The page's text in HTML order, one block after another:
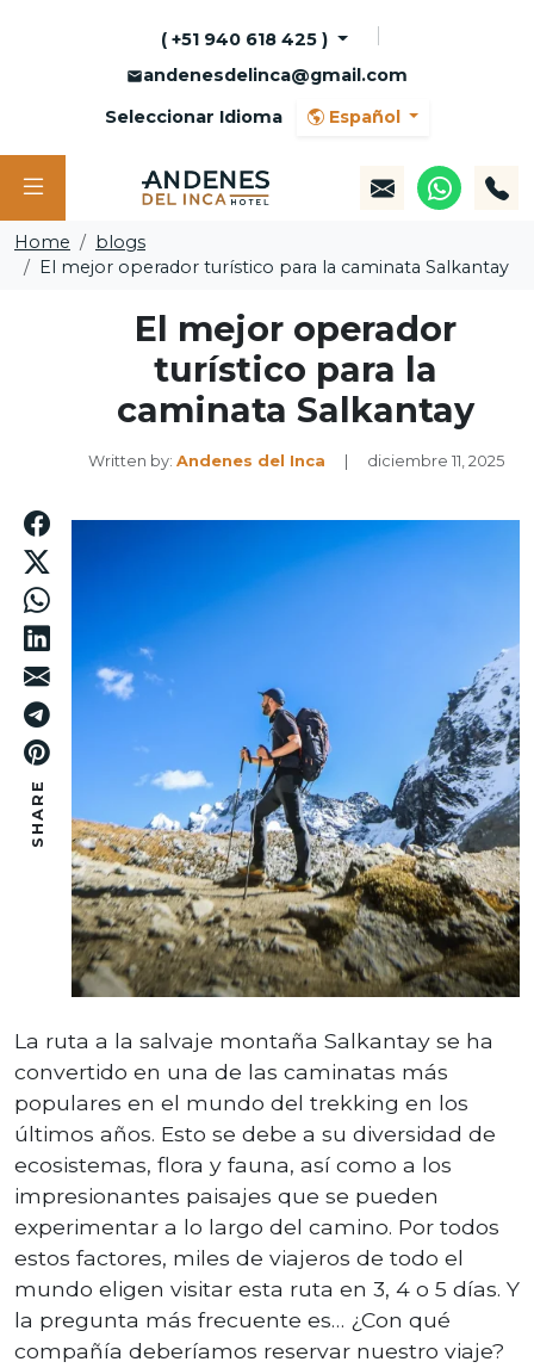
( +51 940 618 425 )
andenesdelinca@gmail.com
Seleccionar Idioma
Español
Home
blogs
El mejor operador turístico para la caminata Salkantay
SHARE
El mejor operador
turístico para la
caminata Salkantay
Written by: Andenes del Inca diciembre 11, 2025
La ruta a la salvaje montaña Salkantay se ha
convertido en una de las caminatas más
populares en el mundo del trekking en los
últimos años. Esto se debe a su diversidad de
ecosistemas, flora y fauna, así como a los
impresionantes paisajes que se pueden
experimentar a lo largo del camino. Por todos
estos factores, miles de viajeros de todo el
mundo eligen visitar esta ruta en 3, 4 o 5 días. Y
la pregunta más frecuente es… ¿Con qué
compañía deberíamos reservar nuestro viaje?